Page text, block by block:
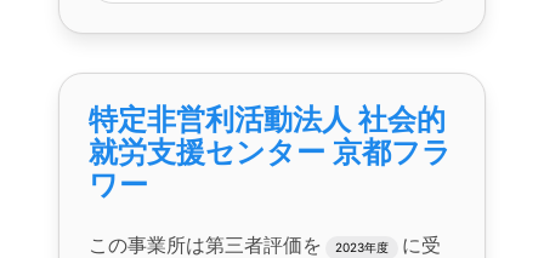
特定非営利活動法人 社会的
就労支援センター 京都フラ
ワー
この事業所は第三者評価を 2023年度
に受